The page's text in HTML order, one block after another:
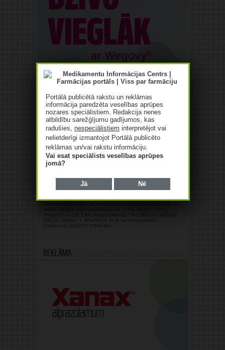
Reklāma
Portālā publicētā rakstu un reklāmas
informācija paredzēta veselības aprūpes
nozares speciālistiem. Redakcija nenes
atbildību sarežģījumu gadījumos, kas
radušies, nespeciālistiem interpretējot vai
nelietderīgi izmantojot Portālā publicēto
reklāmas un/vai rakstu informāciju.
Vai esat speciālists veselības aprūpes
jomā?
Jā Nē